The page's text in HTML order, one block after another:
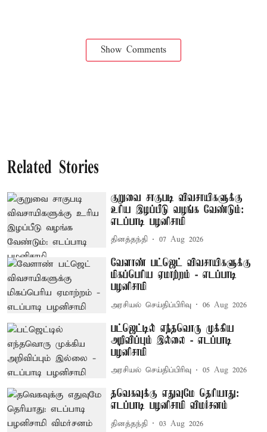
Show Comments
Related Stories
குறுவை சாகுபடி விவசாயிகளுக்கு
உரிய இழப்பீடு வழங்க வேண்டும்:
எடப்பாடி பழனிசாமி
தினத்தந்தி 07 Aug 2026
வேளாண் பட்ஜெட் விவசாயிகளுக்கு
மிகப்பெரிய ஏமாற்றம் - எடப்பாடி
பழனிசாமி
அரசியல் செய்திப்பிரிவு 06 Aug 2026
பட்ஜெட்டில் எந்தவொரு முக்கிய
அறிவிப்பும் இல்லை - எடப்பாடி
பழனிசாமி
அரசியல் செய்திப்பிரிவு 05 Aug 2026
தவெகவுக்கு எதுவுமே தெரியாது:
எடப்பாடி பழனிசாமி விமர்சனம்
தினத்தந்தி 03 Aug 2026